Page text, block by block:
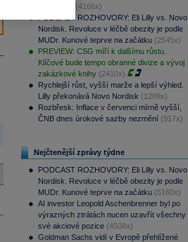
(4166x)
PODCAST ROZHOVORY: Eli Lilly vs. Novo
Nordisk. Revoluce v léčbě obezity je podle
MUDr. Kunové teprve na začátku (2545x)
PREVIEW: CSG míří k dalšímu růstu.
Klíčové bude tempo obranné divize a vývoj
zakázkové knihy (2410x)
Rychlejší růst, vyšší marže a lepší výhled.
Lilly překonává Novo Nordisk (1269x)
Rozbřesk: Inflace v červenci mírně vyšší,
ČNB dnes úrokové sazby nezmění (917x)
Nejčtenější zprávy týdne
PODCAST ROZHOVORY: Eli Lilly vs. Novo
Nordisk. Revoluce v léčbě obezity je podle
MUDr. Kunové teprve na začátku (5160x)
AI investor Leopold Aschenbrenner byl po
výrazných ztrátách nucen uzavřít všechny
své akciové pozice (4508x)
Goldman Sachs vidí v Evropě přehlížené